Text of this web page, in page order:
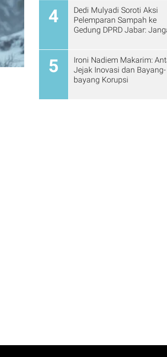
4
Dedi Mulyadi Soroti Aksi
Pelemparan Sampah ke
Gedung DPRD Jabar:
5
Ironi Nadiem Makarim:
Jejak Inovasi dan Bayang-
bayang Korupsi